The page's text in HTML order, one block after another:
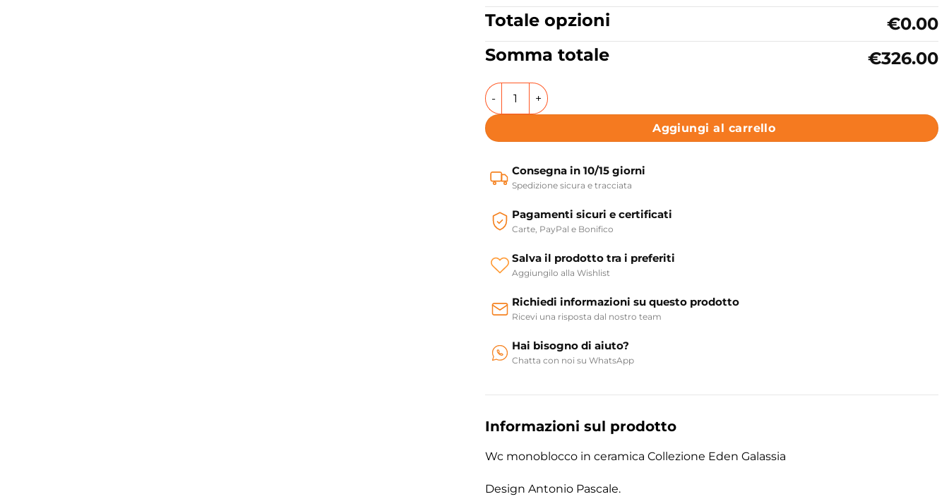
Totale opzioni
€0.00
Somma totale
€326.00
Wc monoblocco in ceramica Collezione Eden Galassia quantità
Aggiungi al carrello
Consegna in 10/15 giorni
Spedizione sicura e tracciata
Pagamenti sicuri e certificati
Carte, PayPal e Bonifico
Salva il prodotto tra i preferiti
Aggiungilo alla Wishlist
Richiedi informazioni su questo prodotto
Ricevi una risposta dal nostro team
Hai bisogno di aiuto?
Chatta con noi su WhatsApp
Informazioni sul prodotto
Wc monoblocco in ceramica Collezione Eden Galassia
Design Antonio Pascale.